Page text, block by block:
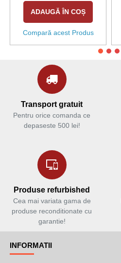
ADAUGĂ ÎN COȘ
Compară acest Produs
Transport gratuit
Pentru orice comanda ce
depaseste 500 lei!
Produse refurbished
Cea mai variata gama de
produse reconditionate cu
garantie!
INFORMATII